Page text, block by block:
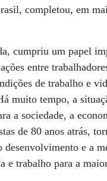
completou, em
cumpriu um papel
entre
de trabalho e
muito tempo, a
a sociedade, a
de 80 anos atrás,
desenvolvimento e a
e trabalho para a